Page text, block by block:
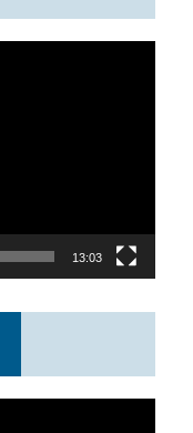
13:03